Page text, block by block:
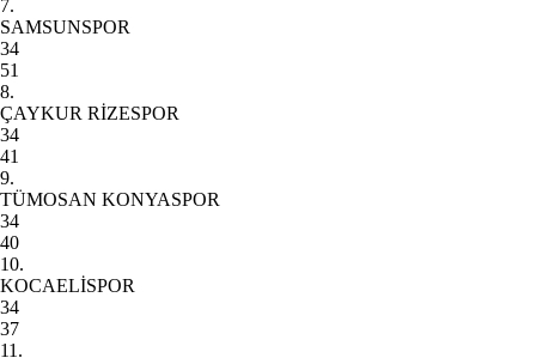
7.
SAMSUNSPOR
34
51
8.
ÇAYKUR RİZESPOR
34
41
9.
TÜMOSAN KONYASPOR
34
40
10.
KOCAELİSPOR
34
37
11.